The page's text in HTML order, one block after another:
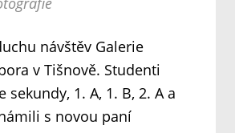
návštěv Galerie
v Tišnově. Studenti
sekundy, 1. A, 1. B, 2. A a
s novou paní